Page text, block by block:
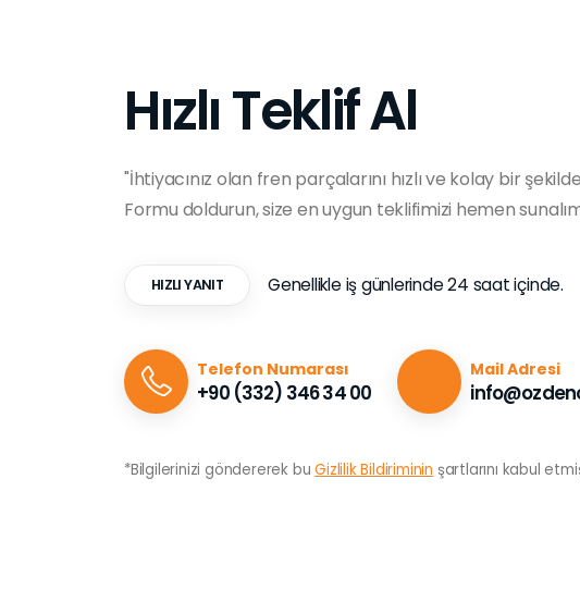
Hızlı Teklif Al
"İhtiyacınız olan fren parçalarını hızlı ve kolay bir
Formu doldurun, size en uygun teklifimizi hemen
HIZLI YANIT Genellikle iş günlerinde 24 saat içinde.
Telefon Numarası
+90 (332) 346 34 00
Mail Adresi
*Bilgilerinizi göndererek buGizlilik Bildiriminin şartlarını kabul